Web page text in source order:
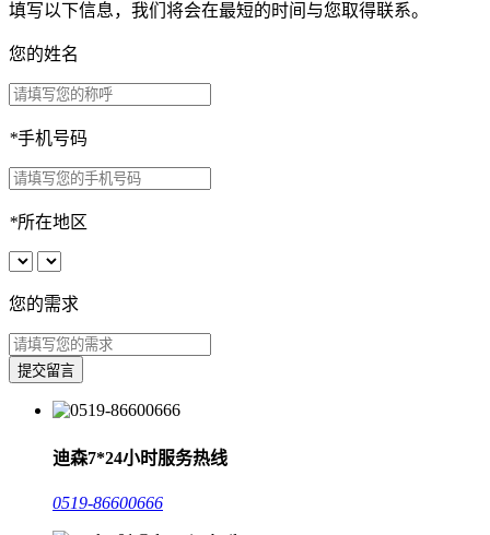
填写以下信息，我们将会在最短的时间与您取得联系。
您的姓名
*手机号码
*所在地区
您的需求
提交留言
迪森7*24小时服务热线
0519-86600666